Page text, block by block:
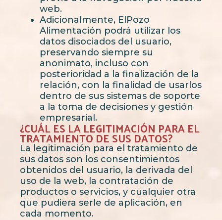
web.
Adicionalmente, ElPozo
Alimentación podrá utilizar los
datos disociados del usuario,
preservando siempre su
anonimato, incluso con
posterioridad a la finalización de la
relación, con la finalidad de usarlos
dentro de sus sistemas de soporte
a la toma de decisiones y gestión
empresarial.
¿CUÁL ES LA LEGITIMACIÓN PARA EL
TRATAMIENTO DE SUS DATOS?
La legitimación para el tratamiento de
sus datos son los consentimientos
obtenidos del usuario, la derivada del
uso de la web, la contratación de
productos o servicios, y cualquier otra
que pudiera serle de aplicación, en
cada momento.